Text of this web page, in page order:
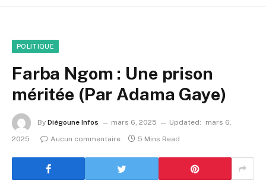
POLITIQUE
Farba Ngom : Une prison
méritée (Par Adama Gaye)
By Diégoune Infos mars 6, 2025 Updated:
mars 6,
2025
Aucun commentaire 5 Mins Read